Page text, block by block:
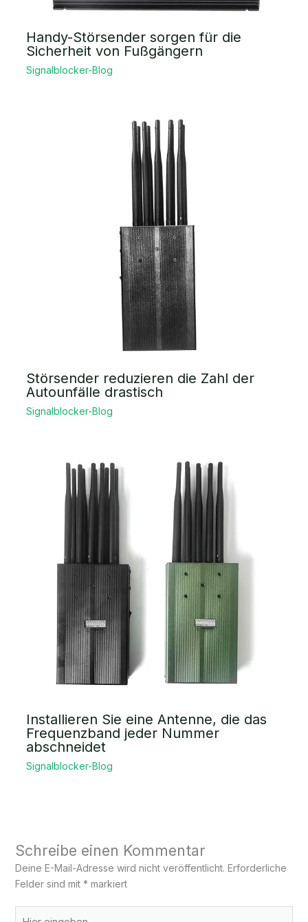
Handy-Störsender sorgen für die
Sicherheit von Fußgängern
Signalblocker-Blog
Störsender reduzieren die Zahl der
Autounfälle drastisch
Signalblocker-Blog
Installieren Sie eine Antenne, die das
Frequenzband jeder Nummer
abschneidet
Signalblocker-Blog
Schreibe einen Kommentar
Deine E-Mail-Adresse wird nicht veröffentlicht. Erforderliche
Felder sind mit * markiert